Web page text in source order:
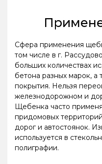
Сфера применения
том числе в г.
больших количествах
бетона разных марок, а
покрытия. Нельзя
железнодорожном и
Щебенка часто
придомовых
дорог и автостоянок.
используется в
полиграфии.